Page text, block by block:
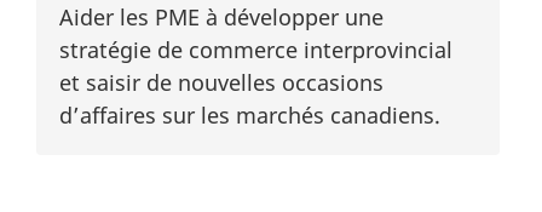
Aider les PME à développer une
stratégie de commerce interprovincial
et saisir de nouvelles occasions
d’affaires sur les marchés canadiens.